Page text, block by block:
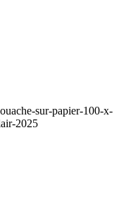
sur-papier-100-x-
2025